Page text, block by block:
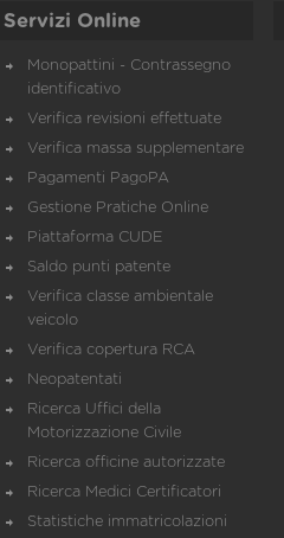
Servizi Online
Monopattini - Contrassegno
identificativo
Verifica revisioni effettuate
Verifica massa supplementare
Pagamenti PagoPA
Gestione Pratiche Online
Piattaforma CUDE
Saldo punti patente
Verifica classe ambientale
veicolo
Verifica copertura RCA
Neopatentati
Ricerca Uffici della
Motorizzazione Civile
Ricerca officine autorizzate
Ricerca Medici Certificatori
Statistiche immatricolazioni